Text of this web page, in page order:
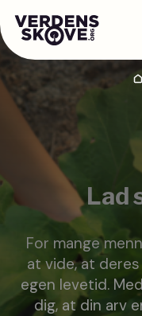
Lad
For mange
at vide, at
egen levetid.
dig, at din arv